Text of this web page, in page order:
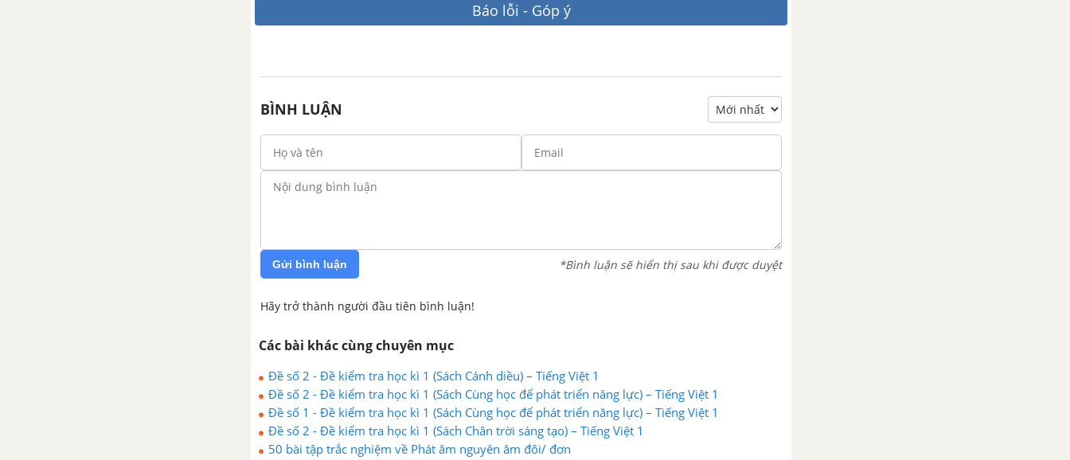
Báo lỗi - Góp ý
BÌNH LUẬN
Gửi bình luận *Bình luận sẽ hiển thị sau khi được duyệt
Hãy trở thành người đầu tiên bình luận!
Các bài khác cùng chuyên mục
Đề số 2 - Đề kiểm tra học kì 1 (Sách Cánh diều) – Tiếng Việt 1
Đề số 2 - Đề kiểm tra học kì 1 (Sách Cùng học để phát triển năng lực) – Tiếng Việt 1
Đề số 1 - Đề kiểm tra học kì 1 (Sách Cùng học để phát triển năng lực) – Tiếng Việt 1
Đề số 2 - Đề kiểm tra học kì 1 (Sách Chân trời sáng tạo) – Tiếng Việt 1
50 bài tập trắc nghiệm về Phát âm nguyên âm đôi/ đơn